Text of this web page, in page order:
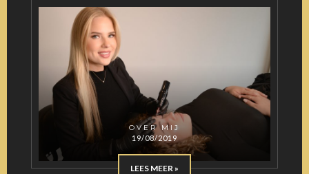
OVER MIJ
19/08/2019
LEES MEER »